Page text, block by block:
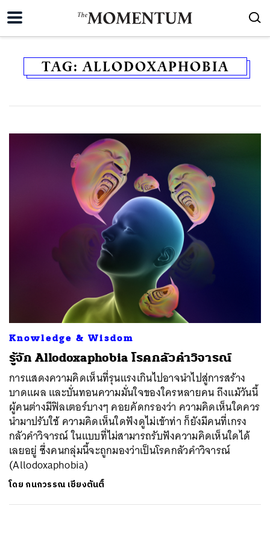
TAG:ALLODOXAPHOBIA
Knowledge & Wisdom
รู้จัก Allodoxaphobia โรคกลัวคำวิจารณ์
การแสดงความคิดเห็นที่รุนแรงเกินไปอาจนำไปสู่การสร้าง
บาดแผล และบั่นทอนความมั่นใจของใครหลายคน ถึงแม้วันนี้
ผู้คนต่างมีฟิลเตอร์บางๆ คอยคัดกรองว่า ความคิดเห็นใดควร
นำมาปรับใช้ ความคิดเห็นใดฟังดูไม่เข้าท่า ก็ยังมีคนที่เกรง
กลัวคำวิจารณ์ ในแบบที่ไม่สามารถรับฟังความคิดเห็นใดได้
เลยอยู่ ซึ่งคนกลุ่มนี้จะถูกมองว่าเป็นโรคกลัวคำวิจารณ์
(Allodoxaphobia)
โดย กนกวรรณ เชียงตันติ์
SHARE TWEET